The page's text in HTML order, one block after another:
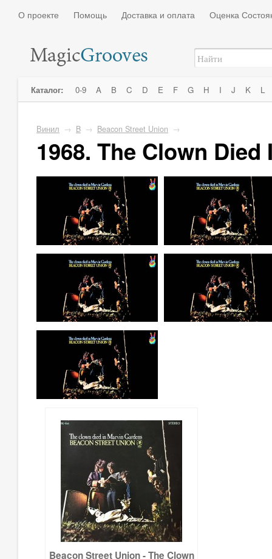
О проекте Помощь Доставка и оплата Оценка
Каталог: 0-9 A B C D E F G H I J K L
Винил → B → Beacon Street Union →
1968. The Clown
Beacon Street Union - The Clown